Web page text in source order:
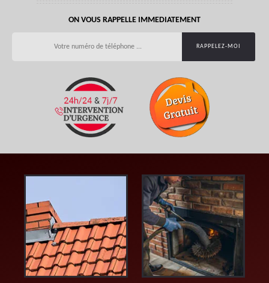
ON VOUS RAPPELLE IMMEDIATEMENT